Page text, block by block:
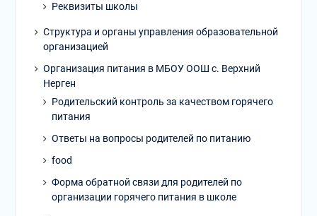
Реквизиты школы
Структура и органы управления образовательной
организацией
Организация питания в МБОУ ООШ с. Верхний
Нерген
Родительский контроль за качеством горячего
питания
Ответы на вопросы родителей по питанию
food
Форма обратной связи для родителей по
организации горячего питания в школе